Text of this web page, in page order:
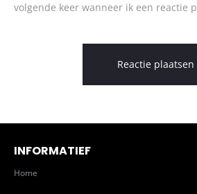
volgende keer wanneer ik een reactie
INFORMATIEF
Home